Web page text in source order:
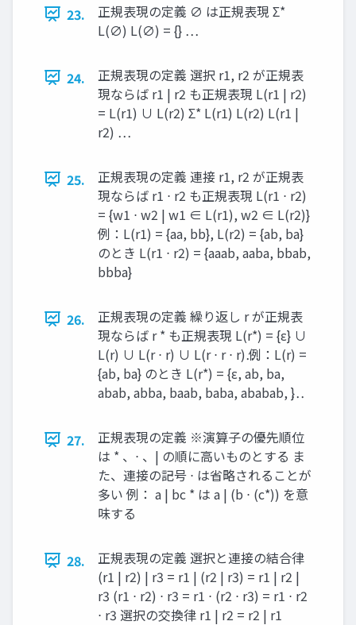
23.
正規表現の定義 ∅ は正規表現 Σ*
L(∅) L(∅) = {} ⋯
24.
正規表現の定義 選択 r1, r2 が正規表
現ならば r1 | r2 も正規表現 L(r1 | r2)
= L(r1) ∪ L(r2) Σ* L(r1) L(r2) L(r1 |
r2) ⋯
25.
正規表現の定義 連接 r1, r2 が正規表
現ならば r1 ⋅ r2 も正規表現 L(r1 ⋅ r2)
= {w1 ⋅ w2 | w1 ∈ L(r1), w2 ∈ L(r2)}
例：L(r1) = {aa, bb}, L(r2) = {ab, ba}
のとき L(r1 ⋅ r2) = {aaab, aaba, bbab,
bbba}
26.
正規表現の定義 繰り返し r が正規表
現ならば r * も正規表現 L(r*) = {ε} ∪
L(r) ∪ L(r ⋅ r) ∪ L(r ⋅ r ⋅ r)⋯ 例：L(r) =
{ab, ba} のとき L(r*) = {ε, ab, ba,
abab, abba, baab, baba, ababab, ⋯}
27.
正規表現の定義 ※演算子の優先順位
は * 、⋅ 、| の順に高いものとする ま
た、連接の記号 ⋅ は省略されることが
多い 例： a | bc * は a | (b ⋅ (c*)) を意
味する
28.
正規表現の定義 選択と連接の結合律
(r1 | r2) | r3 = r1 | (r2 | r3) = r1 | r2 |
r3 (r1 ⋅ r2) ⋅ r3 = r1 ⋅ (r2 ⋅ r3) = r1 ⋅ r2
⋅ r3 選択の交換律 r1 | r2 = r2 | r1